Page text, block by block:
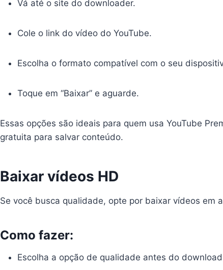
Vá até o site do downloader.
Cole o link do vídeo do YouTube.
Escolha o formato compatível com o seu
Toque em “Baixar” e aguarde.
Essas opções são ideais para quem usa YouTube
gratuita para salvar conteúdo.
Baixar vídeos HD
Se você busca qualidade, opte por baixar vídeos em
Como fazer:
Escolha a opção de qualidade antes do